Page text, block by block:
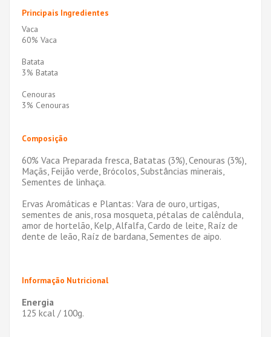
Principais Ingredientes
Vaca
60% Vaca
Batata
3% Batata
Cenouras
3% Cenouras
Composição
60% Vaca Preparada fresca, Batatas (3%), Cenouras (3%),
Maçãs, Feijão verde, Brócolos, Substâncias minerais,
Sementes de linhaça.
Ervas Aromáticas e Plantas: Vara de ouro, urtigas,
sementes de anis, rosa mosqueta, pétalas de calêndula,
amor de hortelão, Kelp, Alfalfa, Cardo de leite, Raíz de
dente de leão, Raíz de bardana, Sementes de aipo.
Informação Nutricional
Energia
125 kcal / 100g.